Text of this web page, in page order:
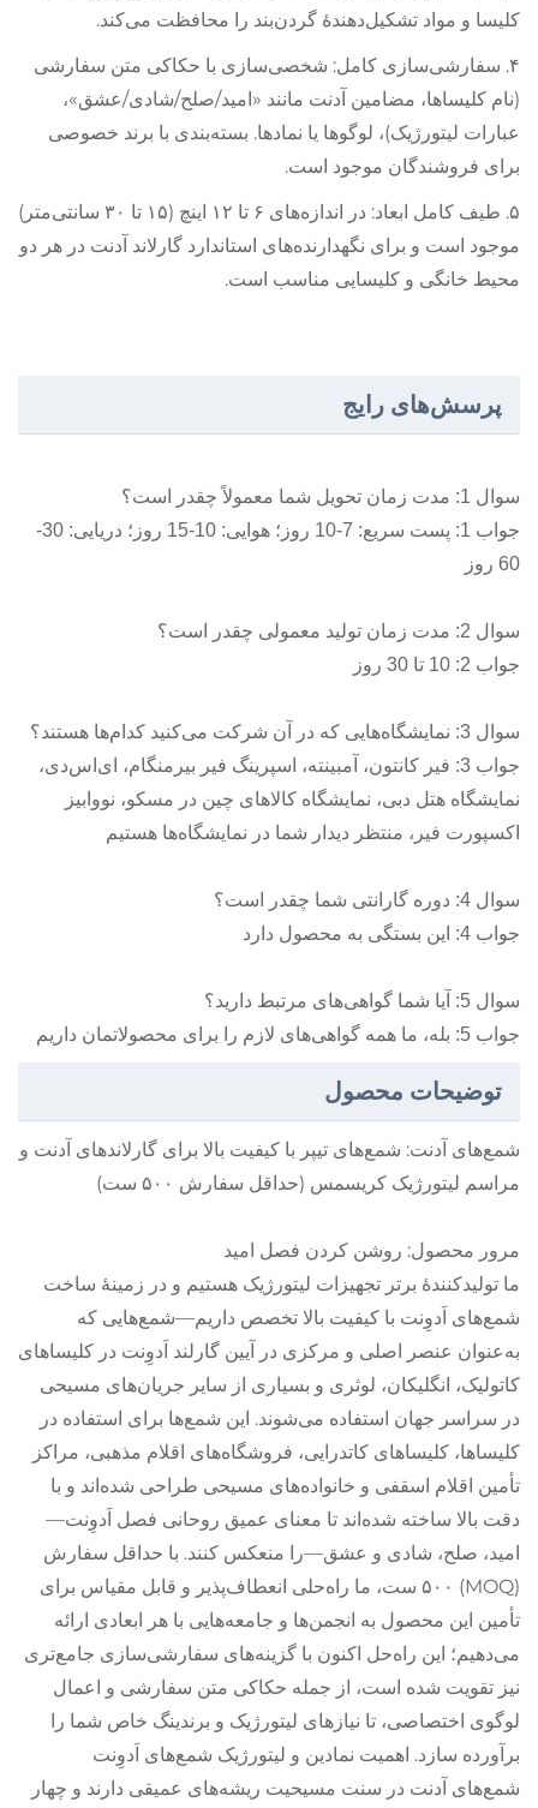
کلیسا و مواد تشکیل‌دهندهٔ گردن‌بند را محافظت می‌کند.
۴. سفارشی‌سازی کامل: شخصی‌سازی با حکاکی متن سفارشی
(نام کلیساها، مضامین آدنت مانند «امید/صلح/شادی/عشق»،
عبارات لیتورژیک)، لوگوها یا نمادها. بسته‌بندی با برند خصوصی
برای فروشندگان موجود است.
۵. طیف کامل ابعاد: در اندازه‌های ۶ تا ۱۲ اینچ (۱۵ تا ۳۰ سانتی‌متر)
موجود است و برای نگهدارنده‌های استاندارد گارلاند آدنت در هر دو
محیط خانگی و کلیسایی مناسب است.
پرسش‌های رایج
سوال 1: مدت زمان تحویل شما معمولاً چقدر است؟
جواب 1: پست سریع: 7-10 روز؛ هوایی: 10-15 روز؛ دریایی: 30-
60 روز
سوال 2: مدت زمان تولید معمولی چقدر است؟
جواب 2: 10 تا 30 روز
سوال 3: نمایشگاه‌هایی که در آن شرکت می‌کنید کدام‌ها هستند؟
جواب 3: فیر کانتون، آمبینته، اسپرینگ فیر بیرمنگام، ای‌اس‌دی،
نمایشگاه هتل دبی، نمایشگاه کالاهای چین در مسکو، نووابیز
اکسپورت فیر، منتظر دیدار شما در نمایشگاه‌ها هستیم
سوال 4: دوره گارانتی شما چقدر است؟
جواب 4: این بستگی به محصول دارد
سوال 5: آیا شما گواهی‌های مرتبط دارید؟
جواب 5: بله، ما همه گواهی‌های لازم را برای محصولاتمان داریم
توضیحات محصول
شمع‌های آدنت: شمع‌های تیپر با کیفیت بالا برای گارلاند‌های آدنت و
مراسم لیتورژیک کریسمس (حداقل سفارش ۵۰۰ ست)
مرور محصول: روشن کردن فصل امید
ما تولیدکنندهٔ برتر تجهیزات لیتورژیک هستیم و در زمینهٔ ساخت
شمع‌های اَدوِنت با کیفیت بالا تخصص داریم—شمع‌هایی که
به‌عنوان عنصر اصلی و مرکزی در آیین گارلند اَدوِنت در کلیساهای
کاتولیک، انگلیکان، لوثری و بسیاری از سایر جریان‌های مسیحی
در سراسر جهان استفاده می‌شوند. این شمع‌ها برای استفاده در
کلیساها، کلیساهای کاتدرایی، فروشگاه‌های اقلام مذهبی، مراکز
تأمین اقلام اسقفی و خانواده‌های مسیحی طراحی شده‌اند و با
دقت بالا ساخته شده‌اند تا معنای عمیق روحانی فصل اَدوِنت—
امید، صلح، شادی و عشق—را منعکس کنند. با حداقل سفارش
(MOQ) ۵۰۰ ست، ما راه‌حلی انعطاف‌پذیر و قابل مقیاس برای
تأمین این محصول به انجمن‌ها و جامعه‌هایی با هر ابعادی ارائه
می‌دهیم؛ این راه‌حل اکنون با گزینه‌های سفارشی‌سازی جامع‌تری
نیز تقویت شده است، از جمله حکاکی متن سفارشی و اعمال
لوگوی اختصاصی، تا نیازهای لیتورژیک و برندینگ خاص شما را
برآورده سازد. اهمیت نمادین و لیتورژیک شمع‌های اَدوِنت
شمع‌های آدنت در سنت مسیحیت ریشه‌های عمیقی دارند و چهار